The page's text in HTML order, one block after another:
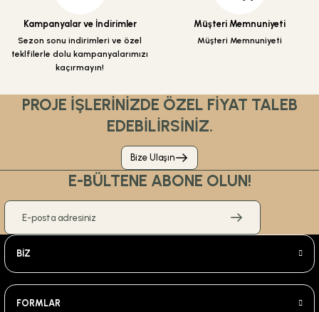
Kampanyalar ve İndirimler
Sezon sonu indirimleri ve özel
teklfilerle dolu kampanyalarımızı
kaçırmayın!
Müşteri Memnuniyeti
Müşteri Memnuniyeti
PROJE İŞLERİNİZDE ÖZEL FİYAT TALEB
EDEBİLİRSİNİZ.
Bize Ulaşın
E-BÜLTENE ABONE OLUN!
BİZ
FORMLAR